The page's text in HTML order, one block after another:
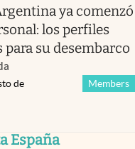
ya comenzó
los perfiles
su desembarco
Members
de
España